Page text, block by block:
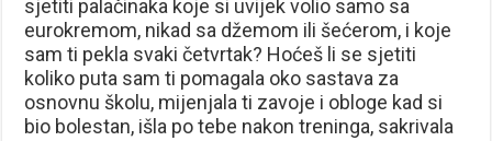
sjetiti palačinaka koje si uvijek volio samo sa
eurokremom, nikad sa džemom ili šećerom, i koje
sam ti pekla svaki četvrtak? Hoćeš li se sjetiti
koliko puta sam ti pomagala oko sastava za
osnovnu školu, mijenjala ti zavoje i obloge kad si
bio bolestan, išla po tebe nakon treninga, sakrivala